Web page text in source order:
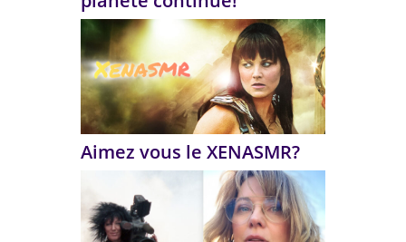
Aimez vous le XENASMR?